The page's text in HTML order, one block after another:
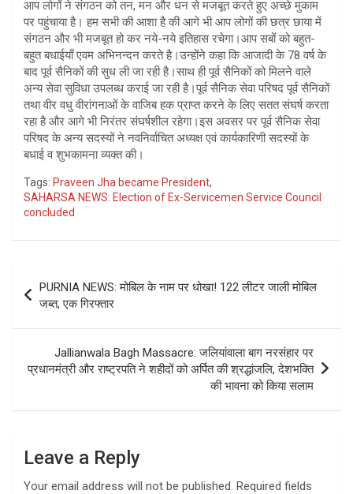
आप लोगों ने संगठन को तन, मन और धन से मजबूत करते हुए अच्छे मुकाम
पर पहुंचाया है। हम सभी की आशा है की आगे भी आप लोगों की छत्र छाया में
संगठन और भी मजबूत हो कर नये-नये इतिहास रचेगा।आप सबों को बहुत-
बहुत बधाईयाँ एवम अभिनन्दन करते है।उन्होंने कहा कि आजादी के 78 वर्ष के
बाद पूर्व सैनिकों की सुध ली जा रही है।साथ ही पूर्व सैनिकों को मिलने वाले
अन्य सेवा सुविधा उपलब्ध कराई जा रही है।पूर्व सैनिक सेवा परिषद पूर्व सैनिकों
तथा वीर वधु वीरांगनाओं के वाजिब हक प्राप्त करने के लिए सतत संघर्ष करता
रहा है और आगे भी निरंतर संघर्षशील रहेगा।इस अवसर पर पूर्व सैनिक सेवा
परिषद के अन्य सदस्यों ने नवनिर्वाचित अध्यक्ष एवं कार्यकारिणी सदस्यों के
बधाई व शुभकामना व्यक्त की।
Tags: Praveen Jha became President,
SAHARSA NEWS: Election of Ex-Servicemen Service Council
concluded
navigation
PURNIA NEWS: मोबिल के नाम पर धोखा! 122 लीटर जाली मोबिल
जब्त, एक गिरफ्तार
Jallianwala Bagh Massacre: जलियांवाला बाग नरसंहार पर
प्रधानमंत्री और राष्ट्रपति ने शहीदों को अर्पित की श्रद्धांजलि, देशभक्ति
की भावना को किया सलाम
Leave a Reply
Your email address will not be published. Required fields